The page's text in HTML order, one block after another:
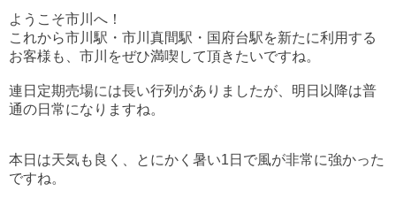
ようこそ市川へ！
これから市川駅・市川真間駅・国府台駅を新たに利用する
お客様も、市川をぜひ満喫して頂きたいですね。
連日定期売場には長い行列がありましたが、明日以降は普
通の日常になりますね。
本日は天気も良く、とにかく暑い1日で風が非常に強かった
ですね。